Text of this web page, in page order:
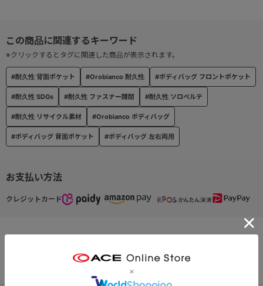
●ユーティリティポケット：小物を収納できる内装ポケット
●背面ポケット：小物を収納できる背面ポケット
お支払い方法
クレジットカード
この商品について問い合わせる
#耐久性 背面ポケット #Orobianco 耐久性 #ボディバッグ フロントポケット
#耐久性 SDGs #耐久性 ファスナー開閉 #耐久性 ソロペルテ
#耐久性 リサイクル素材 #Orobianco ボディバッグ
#ボディバッグ 背面ポケット #ボディバッグ 左右両用
※クリックするとタグに関連した商品が表示されます。